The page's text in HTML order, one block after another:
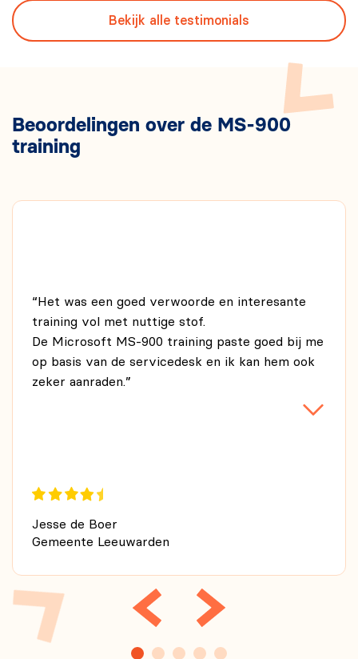
Bekijk alle testimonials
Beoordelingen over de MS-900
training
“Het was een goed verwoorde en interesante
training vol met nuttige stof.
De Microsoft MS-900 training paste goed bij me
op basis van de servicedesk en ik kan hem ook
zeker aanraden.”
Jesse de Boer
Gemeente Leeuwarden